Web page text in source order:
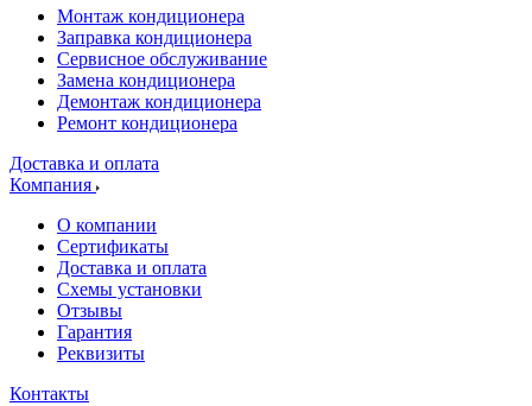
Монтаж кондиционера
Заправка кондиционера
Сервисное обслуживание
Замена кондиционера
Демонтаж кондиционера
Ремонт кондиционера
Доставка и оплата
Компания
О компании
Сертификаты
Доставка и оплата
Схемы установки
Отзывы
Гарантия
Реквизиты
Контакты